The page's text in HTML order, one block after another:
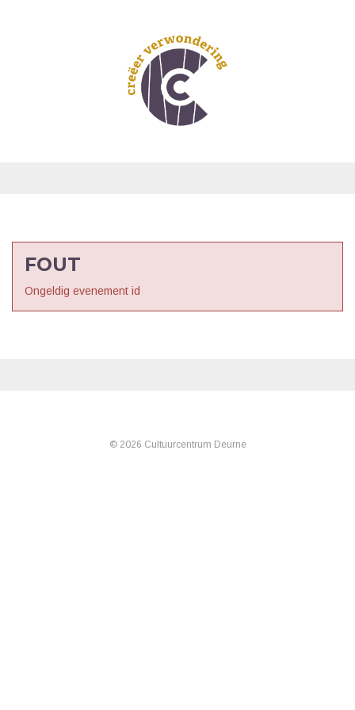
FOUT
Ongeldig evenement id
© 2026 Cultuurcentrum Deurne